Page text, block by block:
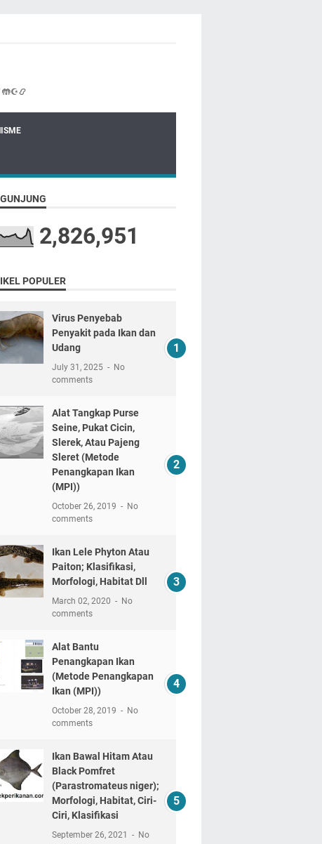
🤲☪📿
2,826,951
POPULER
Virus Penyebab
Penyakit pada Ikan dan
Udang
July 31, 2025
No
comments
Alat Tangkap Purse
Seine, Pukat Cicin,
Slerek, Atau Pajeng
Sleret (Metode
Penangkapan Ikan
(MPI))
October 26, 2019
No
comments
Ikan Lele Phyton Atau
Paiton; Klasifikasi,
Morfologi, Habitat Dll
March 02, 2020
No
comments
Alat Bantu
Penangkapan Ikan
(Metode Penangkapan
Ikan (MPI))
October 28, 2019
No
comments
Ikan Bawal Hitam Atau
Black Pomfret
(Parastromateus niger);
Morfologi, Habitat, Ciri-
Ciri, Klasifikasi
September 26, 2021
No